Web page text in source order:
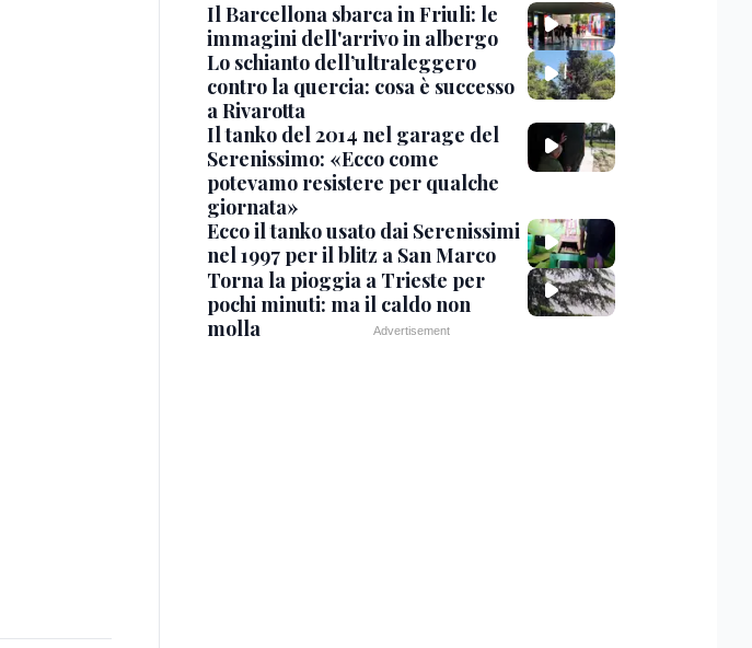
Il Barcellona sbarca in Friuli: le
immagini dell'arrivo in albergo
Lo schianto dell’ultraleggero
contro la quercia: cosa è successo
a Rivarotta
Il tanko del 2014 nel garage del
Serenissimo: «Ecco come
potevamo resistere per qualche
giornata»
Ecco il tanko usato dai Serenissimi
nel 1997 per il blitz a San Marco
Torna la pioggia a Trieste per
pochi minuti: ma il caldo non
molla